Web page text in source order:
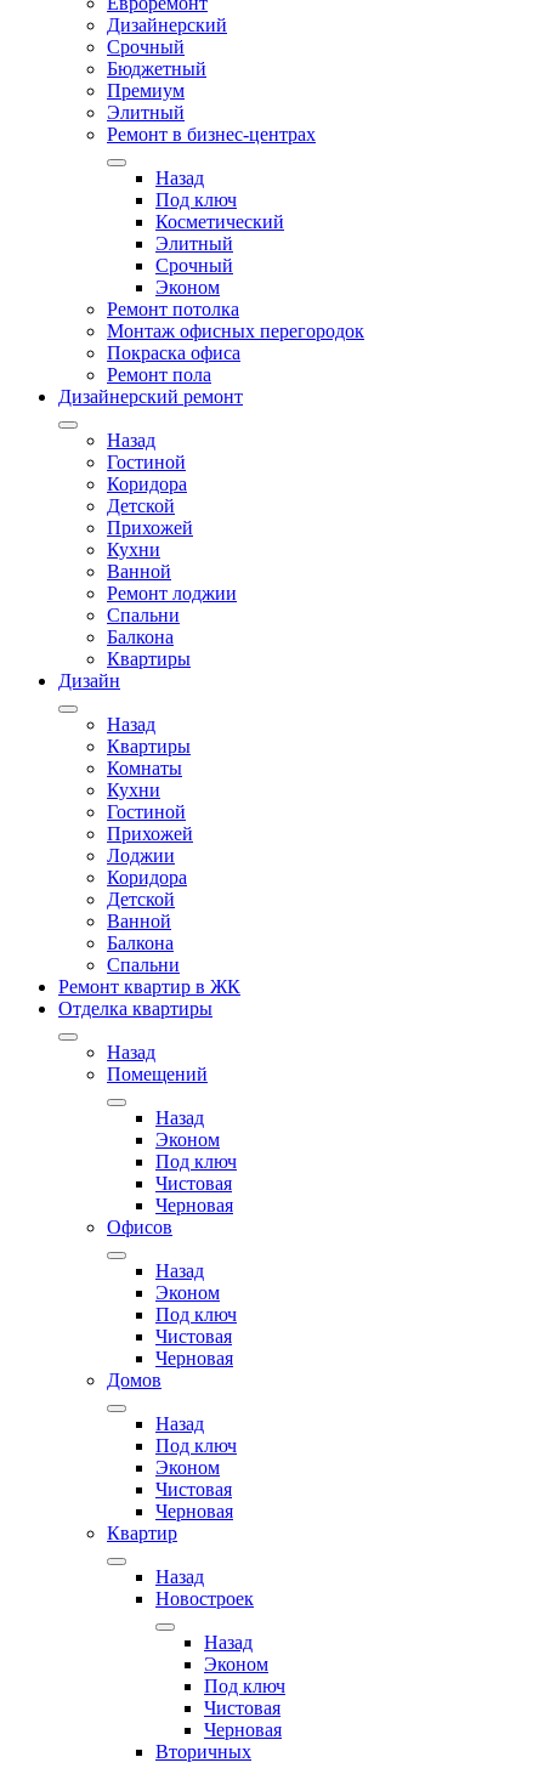
Дизайнерский
Срочный
Бюджетный
Премиум
Элитный
Ремонт в бизнес-центрах
Назад
Под ключ
Косметический
Элитный
Срочный
Эконом
Ремонт потолка
Монтаж офисных перегородок
Покраска офиса
Ремонт пола
Дизайнерский ремонт
Назад
Гостиной
Коридора
Детской
Прихожей
Кухни
Ванной
Ремонт лоджии
Спальни
Балкона
Квартиры
Дизайн
Назад
Квартиры
Комнаты
Кухни
Гостиной
Прихожей
Лоджии
Коридора
Детской
Ванной
Балкона
Спальни
Ремонт квартир в ЖК
Отделка квартиры
Назад
Помещений
Назад
Эконом
Под ключ
Чистовая
Черновая
Офисов
Назад
Эконом
Под ключ
Чистовая
Черновая
Домов
Назад
Под ключ
Эконом
Чистовая
Черновая
Квартир
Назад
Новостроек
Назад
Эконом
Под ключ
Чистовая
Черновая
Вторичных